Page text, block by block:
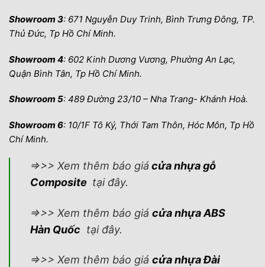
Showroom 3: 671 Nguyễn Duy Trinh, Bình Trưng Đông, TP.
Thủ Đức, Tp Hồ Chí Minh.
Showroom 4: 602 Kinh Dương Vương, Phường An Lạc,
Quận Bình Tân, Tp Hồ Chí Minh.
Showroom 5: 489 Đường 23/10 – Nha Trang- Khánh Hoà.
Showroom 6: 10/1F Tô Ký, Thới Tam Thôn, Hóc Môn, Tp Hồ
Chí Minh.
=>>> Xem thêm báo giá cửa nhựa gỗ
Composite tại đây.
=>>> Xem thêm báo giá cửa nhựa ABS
Hàn Quốc tại đây.
=>>> Xem thêm báo giá cửa nhựa Đài